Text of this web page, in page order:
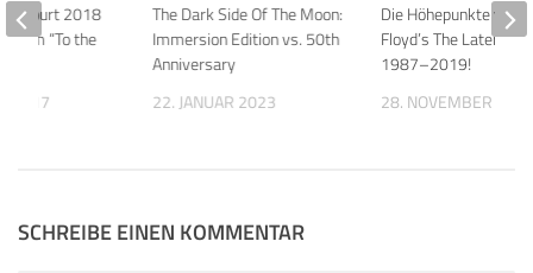
The Dark Side Of The Moon:
Immersion Edition vs. 50th
Anniversary
22. JANUAR 2023
Die Höhepunkte von
Floyd’s The Later
1987–2019!
28. NOVEMBER
tourt 2018
“To the
2017
SCHREIBE EINEN KOMMENTAR